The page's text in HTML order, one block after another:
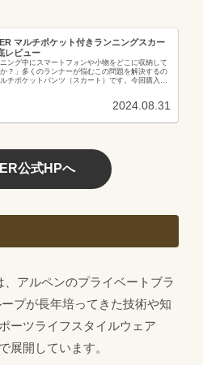
マルチポケット付きランニングスカー
レビュー
ニング中にスマートフォンや小物をどこに収納して
？」多くのランナーが悩むこの問題を解決するの
チポケットパンツ（スカート）です。今回購入し
2024.08.31
公式HPへ
、アルペンのプライベートブラ
プが長年培ってきた技術や知
ーツライフスタイルウェア
展開しています。